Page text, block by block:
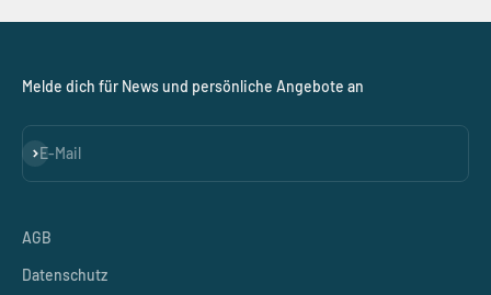
Melde dich für News und persönliche Angebote an
E-Mail
Abonnieren
AGB
Datenschutz